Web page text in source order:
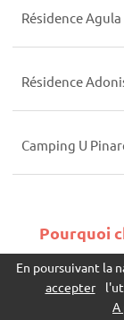
Résidence
Résidence
Camping U
Pourquoi
En poursuivant la
accepter
A